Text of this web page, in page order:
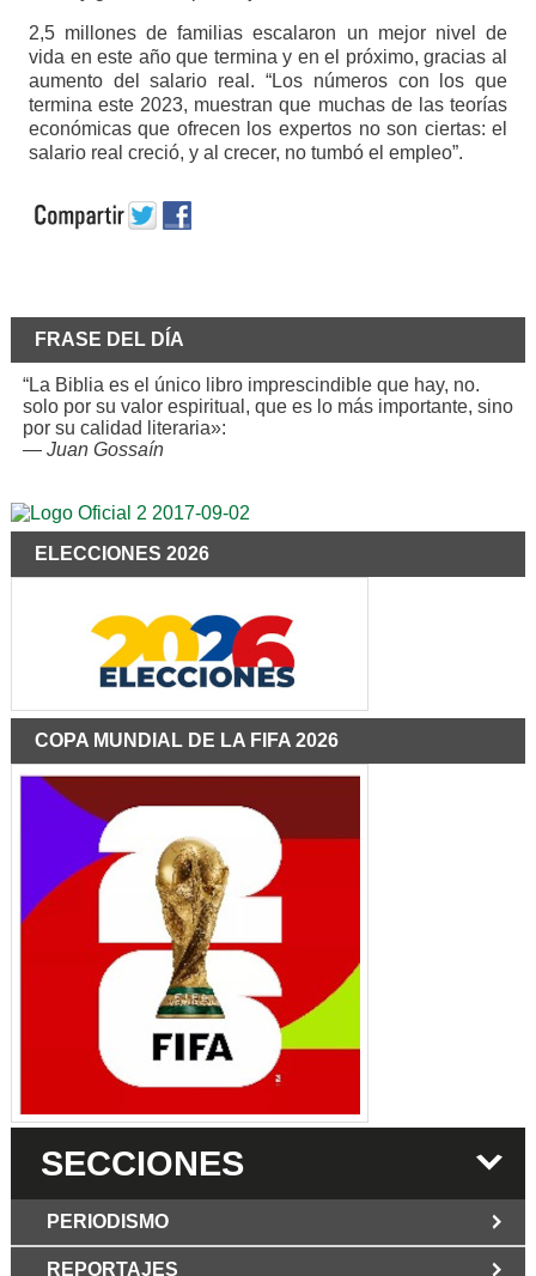
2,5 millones de familias escalaron un mejor nivel de
vida en este año que termina y en el próximo, gracias al
aumento del salario real. “Los números con los que
termina este 2023, muestran que muchas de las teorías
económicas que ofrecen los expertos no son ciertas: el
salario real creció, y al crecer, no tumbó el empleo”.
FRASE DEL DÍA
“La Biblia es el único libro imprescindible que hay, no.
solo por su valor espiritual, que es lo más importante, sino
por su calidad literaria»:
— Juan Gossaín
ELECCIONES 2026
COPA MUNDIAL DE LA FIFA 2026
SECCIONES
PERIODISMO
REPORTAJES